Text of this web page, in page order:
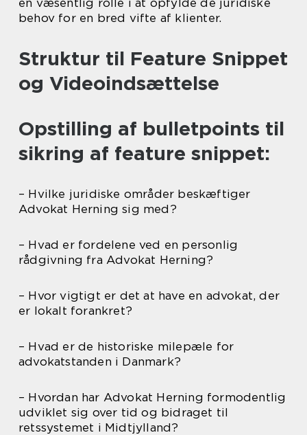
behov for en bred vifte af klienter.
Struktur til Feature Snippet
og Videoindsættelse
Opstilling af bulletpoints til
sikring af feature snippet:
– Hvilke juridiske områder beskæftiger
Advokat Herning sig med?
– Hvad er fordelene ved en personlig
rådgivning fra Advokat Herning?
– Hvor vigtigt er det at have en advokat, der
er lokalt forankret?
– Hvad er de historiske milepæle for
advokatstanden i Danmark?
– Hvordan har Advokat Herning formodentlig
udviklet sig over tid og bidraget til
retssystemet i Midtjylland?